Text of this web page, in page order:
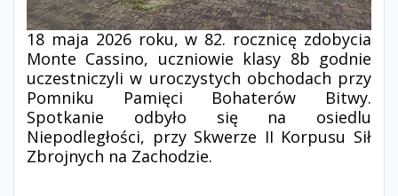
18 maja 2026 roku, w 82. rocznicę zdobycia
Monte Cassino, uczniowie klasy 8b godnie
uczestniczyli w uroczystych obchodach przy
Pomniku Pamięci Bohaterów Bitwy.
Spotkanie odbyło się na osiedlu
Niepodległości, przy Skwerze II Korpusu Sił
Zbrojnych na Zachodzie.